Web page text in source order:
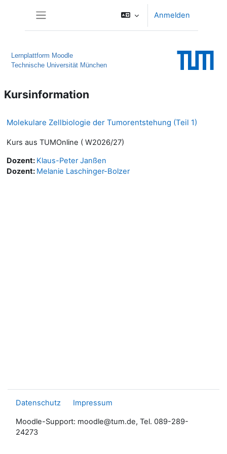
Anmelden
Lernplattform Moodle
Technische Universität München
Kursinformation
Molekulare Zellbiologie der Tumorentstehung (Teil 1)
Kurs aus TUMOnline ( W2026/27)
Dozent: Klaus-Peter Janßen
Dozent: Melanie Laschinger-Bolzer
Datenschutz Impressum
Moodle-Support: moodle@tum.de, Tel. 089-289-
24273